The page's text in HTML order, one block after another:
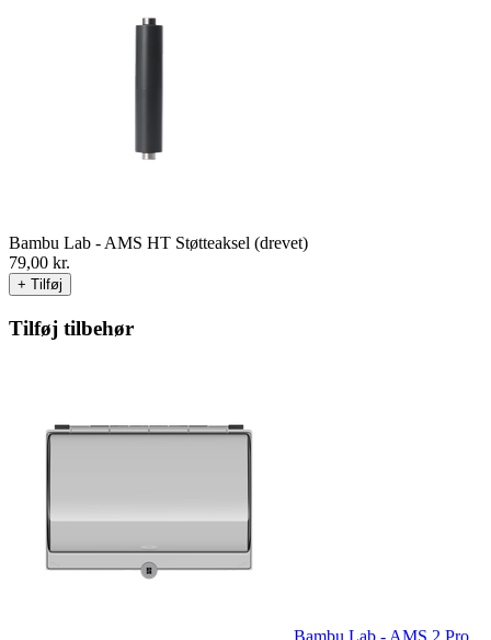
Bambu Lab - AMS HT Støtteaksel (drevet)
79,00 kr.
+ Tilføj
Tilføj tilbehør
Bambu Lab - AMS 2 Pro